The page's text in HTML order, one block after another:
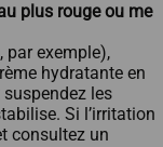
plus rouge ou me
par exemple),
hydratante en
les
Si l’irritation
consultez un